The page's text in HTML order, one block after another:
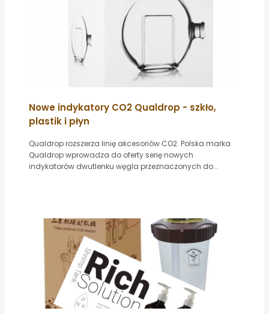
Nowe indykatory CO2 Qualdrop - szkło,
plastik i płyn
Qualdrop rozszerza linię akcesoriów CO2. Polska marka
Qualdrop wprowadza do oferty serię nowych
indykatorów dwutlenku węgla przeznaczonych do...